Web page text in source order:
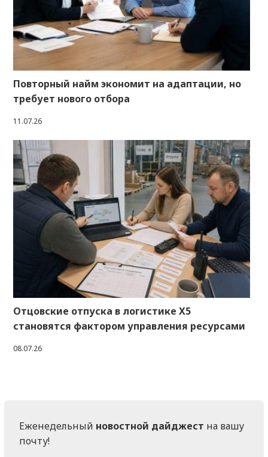
Повторный найм экономит на адаптации, но
требует нового отбора
11.07.26
Отцовские отпуска в логистике X5
становятся фактором управления ресурсами
08.07.26
Еженедельный новостной дайджест на вашу
почту!